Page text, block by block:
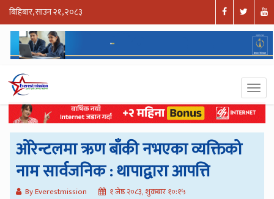
बिहिबार, साउन २१, २०८३
ओरेन्टलमा ऋण बाँकी नभएका व्यक्तिको
नाम सार्वजनिक : थापाद्वारा आपत्ति
By Everestmission १ जेष्ठ २०८३, शुक्रबार १०:१५